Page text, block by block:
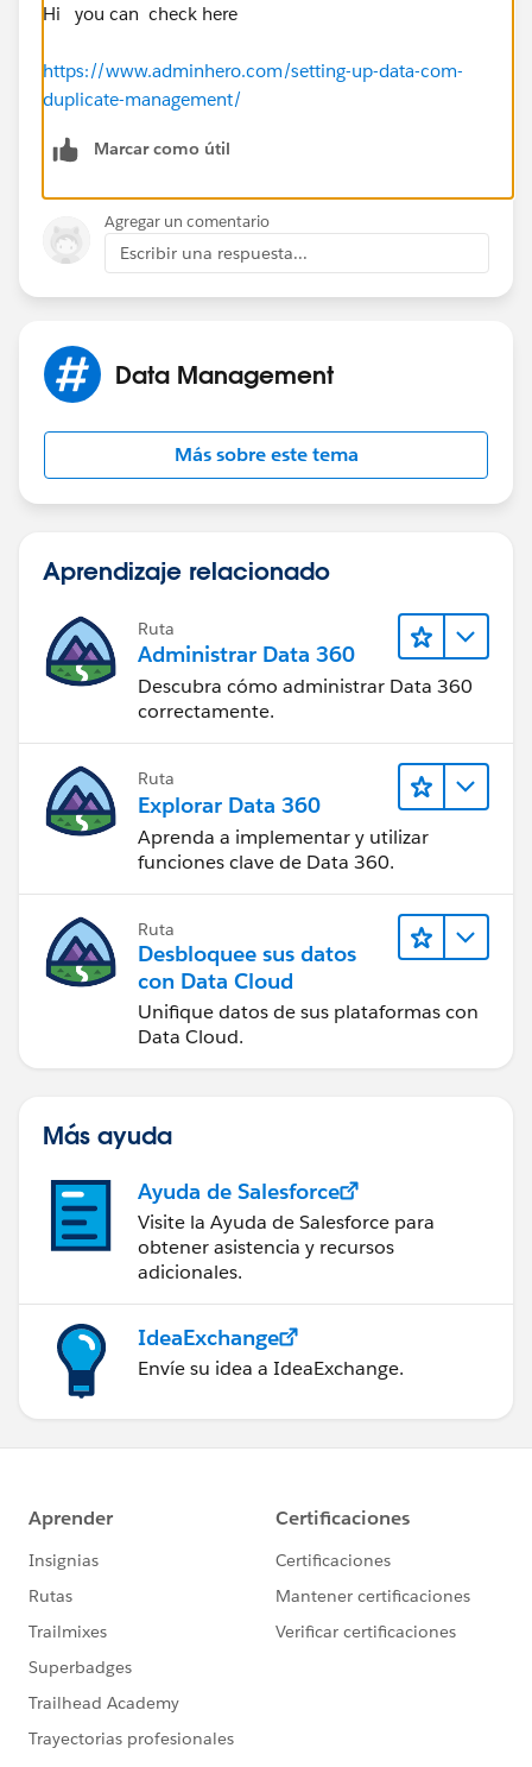
Hi you can check here
https://www.adminhero.com/setting-up-data-com-
duplicate-management/
Marcar como útil
Agregar un comentario
Escribir una respuesta...
Data Management
Más sobre este tema
Aprendizaje relacionado
Ruta
Administrar Data 360
Descubra cómo administrar Data 360
correctamente.
Ruta
Explorar Data 360
Aprenda a implementar y utilizar
funciones clave de Data 360.
Ruta
Desbloquee sus datos
con Data Cloud
Unifique datos de sus plataformas con
Data Cloud.
Más ayuda
Ayuda de Salesforce
Visite la Ayuda de Salesforce para
obtener asistencia y recursos
adicionales.
IdeaExchange
Envíe su idea a IdeaExchange.